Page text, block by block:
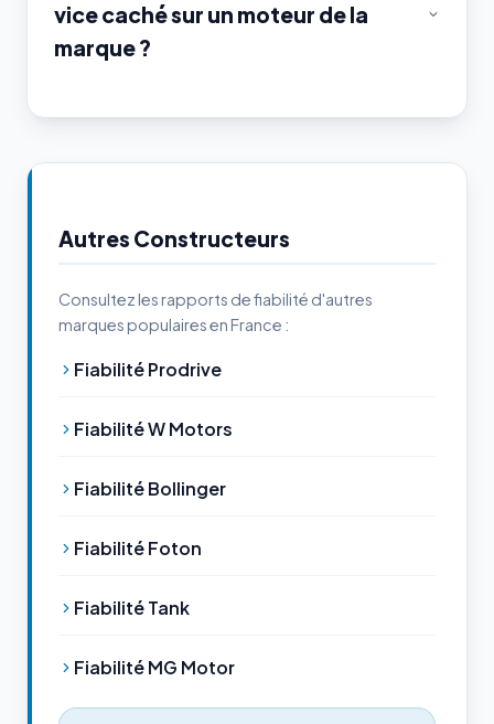
vice caché sur un moteur de la
marque ?
Autres Constructeurs
Consultez les rapports de fiabilité d'autres
marques populaires en France :
Fiabilité Prodrive
Fiabilité W Motors
Fiabilité Bollinger
Fiabilité Foton
Fiabilité Tank
Fiabilité MG Motor